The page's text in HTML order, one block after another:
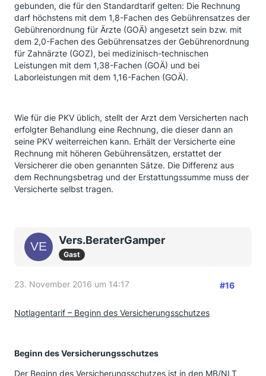
gebunden, die für den Standardtarif gelten: Die Rechnung
darf höchstens mit dem 1,8-Fachen des Gebührensatzes der
Gebührenordnung für Ärzte (GOÄ) angesetzt sein bzw. mit
dem 2,0-Fachen des Gebührensatzes der Gebührenordnung
für Zahnärzte (GOZ), bei medizinisch-technischen
Leistungen mit dem 1,38-Fachen (GOÄ) und bei
Laborleistungen mit dem 1,16-Fachen (GOÄ).
Wie für die PKV üblich, stellt der Arzt dem Versicherten nach
erfolgter Behandlung eine Rechnung, die dieser dann an
seine PKV weiterreichen kann. Erhält der Versicherte eine
Rechnung mit höheren Gebührensätzen, erstattet der
Versicherer die oben genannten Sätze. Die Differenz aus
dem Rechnungsbetrag und der Erstattungssumme muss der
Versicherte selbst tragen.
Vers.BeraterGamper
Gast
23. November 2016 um 14:17 #16
Notlagentarif – Beginn des Versicherungsschutzes
Beginn des Versicherungsschutzes
Der Beginn des Versicherungsschutzes ist in den MB/NLT